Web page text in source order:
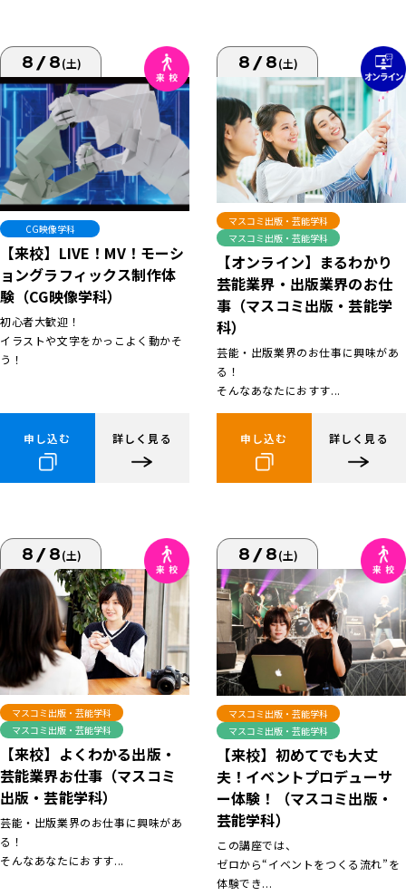
8/8(土)
CG映像学科
【来校】LIVE！MV！モーシ
ョングラフィックス制作体
験（CG映像学科）
初心者大歓迎！
イラストや文字をかっこよく動かそ
う！
申し込む 詳しく見る
8/8(土)
マスコミ出版・芸能学科
マスコミ出版・芸能学科
【オンライン】まるわかり
芸能業界・出版業界のお仕
事（マスコミ出版・芸能学
科）
芸能・出版業界のお仕事に興味があ
る！
そんなあなたにおすす...
申し込む 詳しく見る
8/8(土)
マスコミ出版・芸能学科
マスコミ出版・芸能学科
【来校】よくわかる出版・
芸能業界お仕事（マスコミ
出版・芸能学科）
芸能・出版業界のお仕事に興味があ
る！
そんなあなたにおすす...
8/8(土)
マスコミ出版・芸能学科
マスコミ出版・芸能学科
【来校】初めてでも大丈
夫！イベントプロデューサ
ー体験！（マスコミ出版・
芸能学科）
この講座では、
ゼロから“イベントをつくる流れ”を
体験でき...